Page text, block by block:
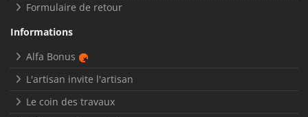
Formulaire de retour
Informations
Alfa Bonus
L'artisan invite l'artisan
Le coin des travaux